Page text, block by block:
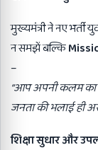
मुख्यमंत्री ने नए भर्ती
न समझें बल्कि
–
“आप अपनी कलम का
जनता की भलाई ही
शिक्षा सुधार और